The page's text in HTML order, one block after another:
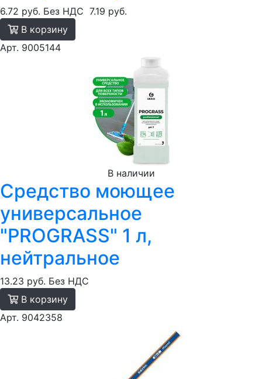
6.72 руб. Без НДС 7.19 руб.
В корзину
Арт. 9005144
В наличии
Средство моющее
универсальное
"PROGRASS" 1 л,
нейтральное
13.23 руб. Без НДС
В корзину
Арт. 9042358